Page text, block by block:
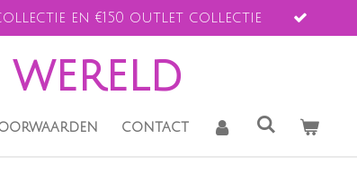
en €150 outlet collectie
wereld
contact